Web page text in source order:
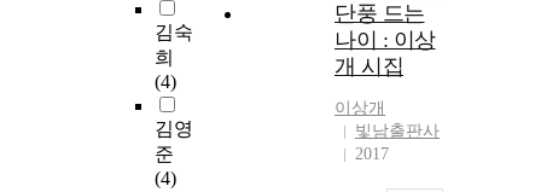
김숙
희
(4)
김영
준
(4)
단풍 드는
나이 : 이상
개 시집
이상개
빛남출판사
2017